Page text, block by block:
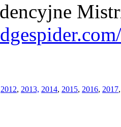
2012, 2013, 2014, 2015, 2016, 2017